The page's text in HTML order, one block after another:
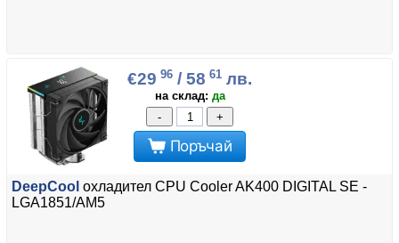
€29 96 / 58 61 лв.
на склад: да
-
+
Поръчай
DeepCool охладител CPU Cooler AK400 DIGITAL SE -
LGA1851/AM5